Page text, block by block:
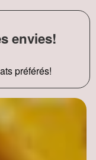
envies!
préférés!